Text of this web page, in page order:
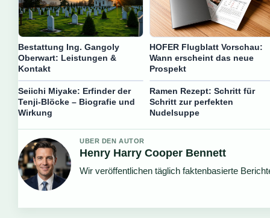
Bestattung Ing. Gangoly
Oberwart: Leistungen &
Kontakt
HOFER Flugblatt Vorschau:
Wann erscheint das neue
Prospekt
Seiichi Miyake: Erfinder der
Tenji-Blöcke – Biografie und
Wirkung
Ramen Rezept: Schritt für
Schritt zur perfekten
Nudelsuppe
UBER DEN AUTOR
Henry Harry Cooper Bennett
Wir veröffentlichen täglich faktenbasierte